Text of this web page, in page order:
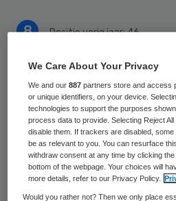
8 Positie vorig jaar: 46
Carina
Prof. dr. Carina Hilders
2024 tot maart 2026
raad van bestuur van
deze rol geeft zij
ontwikkeling van zorg,
We Care About Your Privacy
We and our887 partners store and access
or unique identifiers, on your device.
technologies to support the purposes
process data to provide. Selecting Reject
disable them. If trackers are disabled,
be as relevant to you. You can resurface
withdraw consent at any time by clicking
bottom of the webpage. Your choices will
more details, refer to our Privacy Policy.
Would you rather not? Then we only place